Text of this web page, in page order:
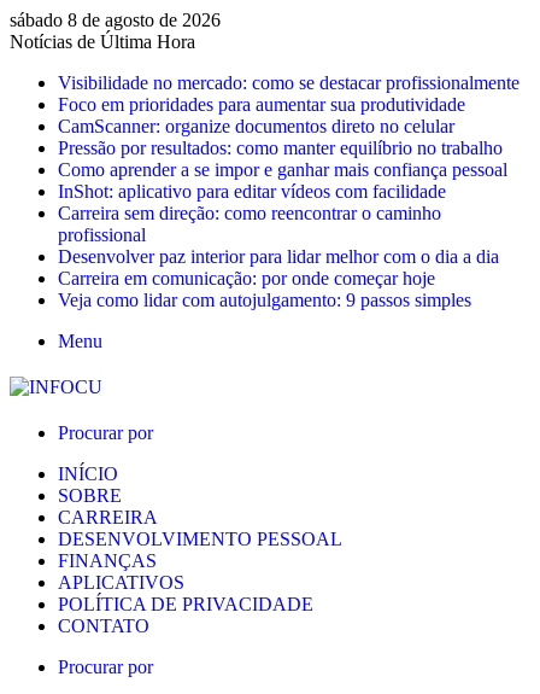
sábado 8 de agosto de 2026
Notícias de Última Hora
Visibilidade no mercado: como se destacar profissionalmente
Foco em prioridades para aumentar sua produtividade
CamScanner: organize documentos direto no celular
Pressão por resultados: como manter equilíbrio no trabalho
Como aprender a se impor e ganhar mais confiança pessoal
InShot: aplicativo para editar vídeos com facilidade
Carreira sem direção: como reencontrar o caminho
profissional
Desenvolver paz interior para lidar melhor com o dia a dia
Carreira em comunicação: por onde começar hoje
Veja como lidar com autojulgamento: 9 passos simples
Menu
Procurar por
INÍCIO
SOBRE
CARREIRA
DESENVOLVIMENTO PESSOAL
FINANÇAS
APLICATIVOS
POLÍTICA DE PRIVACIDADE
CONTATO
Procurar por